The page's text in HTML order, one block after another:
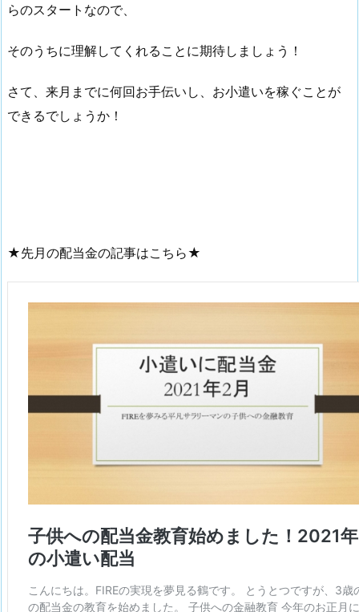
らのスタートなので、
そのうちに理解してくれることに期待しましょう！
さて、来月までに何回お手伝いし、お小遣いを稼ぐことが
できるでしょうか！
★先月の配当金の記事はこちら★